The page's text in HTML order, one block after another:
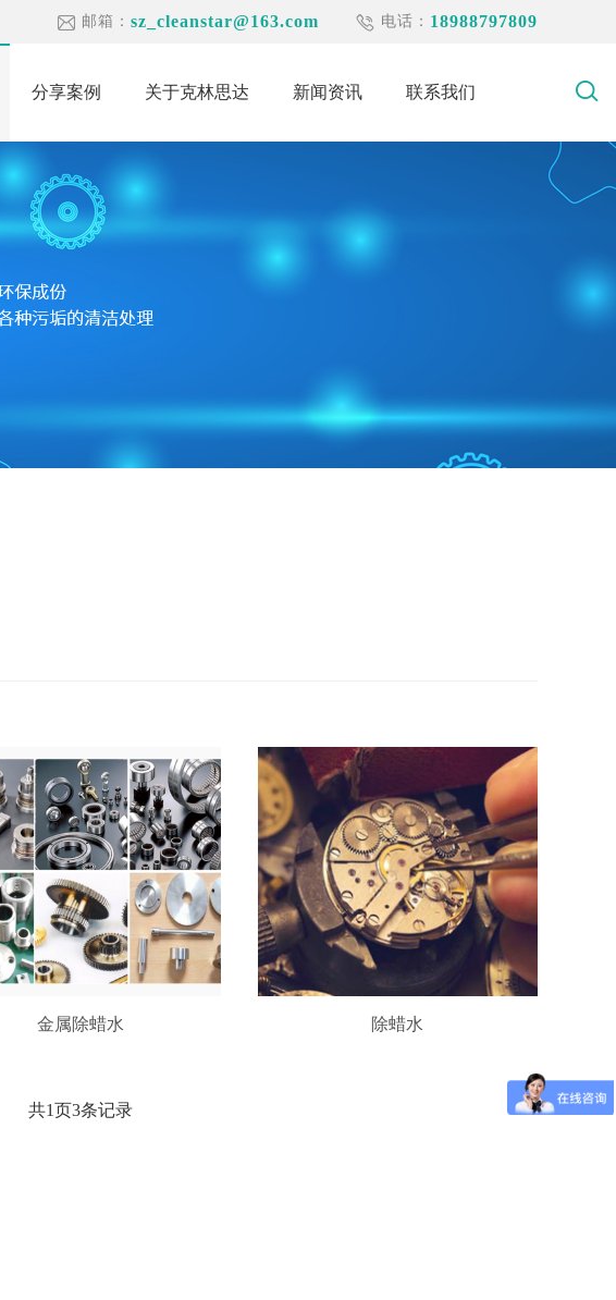
邮箱： sz_cleanstar@163.com 电话： 18988797809
分享案例 关于克林思达 新闻资讯 联系我们
金属除蜡水 除蜡水
共1页3条记录